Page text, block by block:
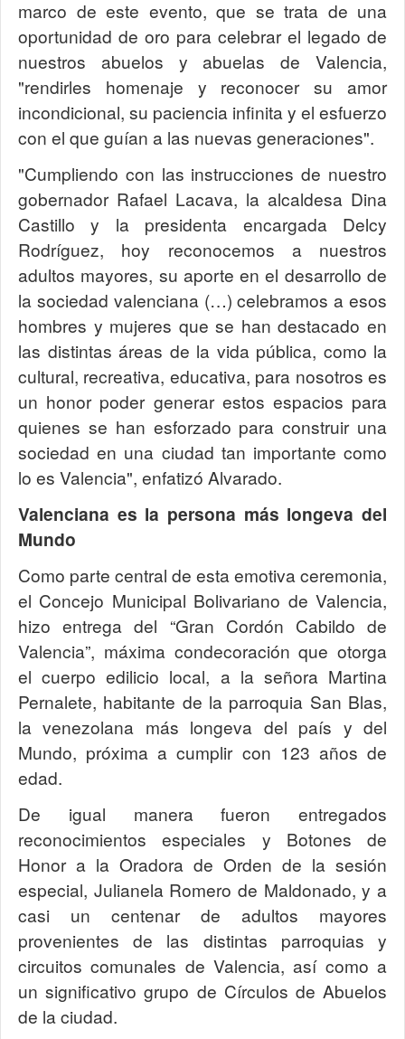
marco de este evento, que se trata de una
oportunidad de oro para celebrar el legado de
nuestros abuelos y abuelas de Valencia,
"rendirles homenaje y reconocer su amor
incondicional, su paciencia infinita y el esfuerzo
con el que guían a las nuevas generaciones".
"Cumpliendo con las instrucciones de nuestro
gobernador Rafael Lacava, la alcaldesa Dina
Castillo y la presidenta encargada Delcy
Rodríguez, hoy reconocemos a nuestros
adultos mayores, su aporte en el desarrollo de
la sociedad valenciana (…) celebramos a esos
hombres y mujeres que se han destacado en
las distintas áreas de la vida pública, como la
cultural, recreativa, educativa, para nosotros es
un honor poder generar estos espacios para
quienes se han esforzado para construir una
sociedad en una ciudad tan importante como
lo es Valencia", enfatizó Alvarado.
Valenciana es la persona más longeva del
Mundo
Como parte central de esta emotiva ceremonia,
el Concejo Municipal Bolivariano de Valencia,
hizo entrega del “Gran Cordón Cabildo de
Valencia”, máxima condecoración que otorga
el cuerpo edilicio local, a la señora Martina
Pernalete, habitante de la parroquia San Blas,
la venezolana más longeva del país y del
Mundo, próxima a cumplir con 123 años de
edad.
De igual manera fueron entregados
reconocimientos especiales y Botones de
Honor a la Oradora de Orden de la sesión
especial, Julianela Romero de Maldonado, y a
casi un centenar de adultos mayores
provenientes de las distintas parroquias y
circuitos comunales de Valencia, así como a
un significativo grupo de Círculos de Abuelos
de la ciudad.